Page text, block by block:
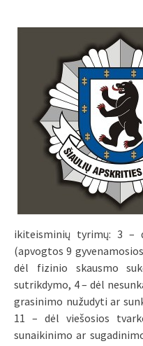
ikiteisminių tyrimų: 3 –
(apvogtos 9
dėl fizinio skausmo
sutrikdymo, 4 – dėl
grasinimo nužudyti ar
11 – dėl viešosios
sunaikinimo ar